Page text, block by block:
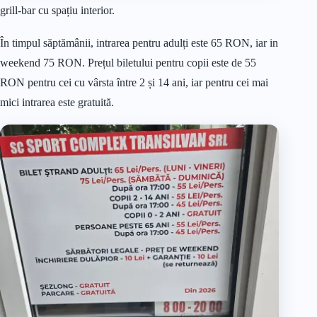
grill-bar cu spațiu interior.
În timpul săptămânii, intrarea pentru adulți este 65 RON, iar in
weekend 75 RON. Prețul biletului pentru copii este de 55
RON pentru cei cu vârsta între 2 și 14 ani, iar pentru cei mai
mici intrarea este gratuită.